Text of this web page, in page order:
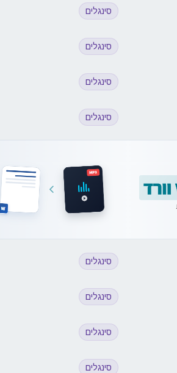
סינגלים
סינגלים
סינגלים
סינגלים
סינגלים
סינגלים
סינגלים
סינגלים